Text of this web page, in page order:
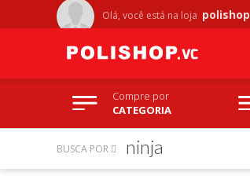
Olá, você está na loja polishop
Compre por
CATEGORIA
BUSCA POR ninja